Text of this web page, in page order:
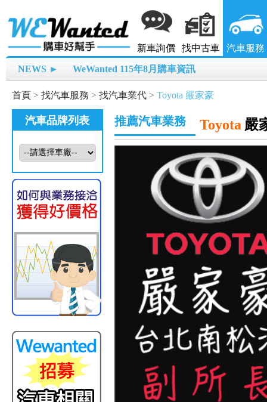
新車詢價 找中古車 汽車服務
NEWS ► WeWanted 115年8月購車資訊
首頁 > 找汽車服務 > 找汽車業代 > Toyota 嚴家豪
汽車品牌列表 推薦汽車業務 Toyota 嚴